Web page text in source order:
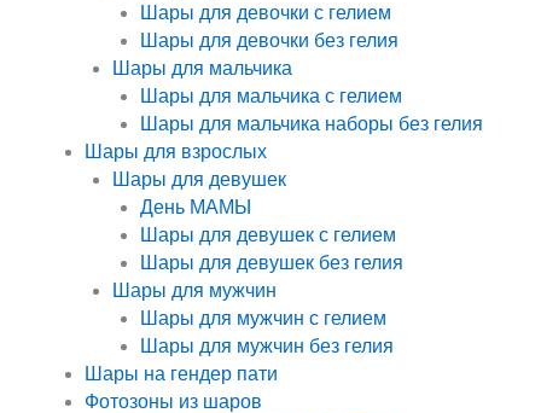
Шары для девочки с гелием
Шары для девочки без гелия
Шары для мальчика
Шары для мальчика с гелием
Шары для мальчика наборы без гелия
Шары для взрослых
Шары для девушек
День МАМЫ
Шары для девушек с гелием
Шары для девушек без гелия
Шары для мужчин
Шары для мужчин с гелием
Шары для мужчин без гелия
Шары на гендер пати
Фотозоны из шаров